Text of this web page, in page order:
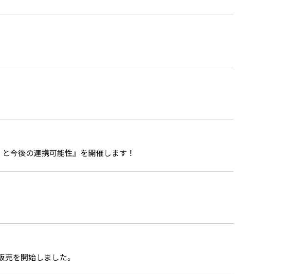
今後の連携可能性』を開催します！
を開始しました。